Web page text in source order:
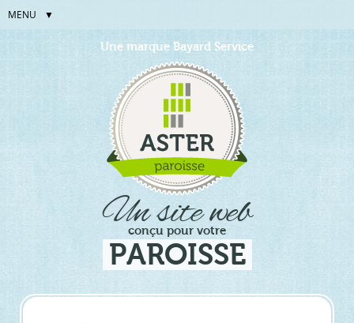
MENU
Une marque Bayard Service
Un site web
conçu pour votre
PAROISSE